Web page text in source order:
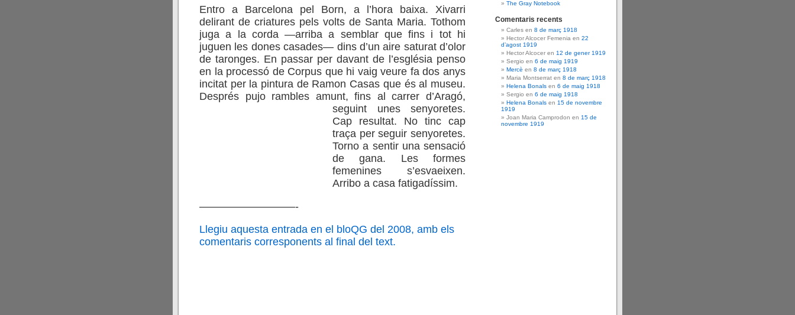
Entro a Barcelona pel Born, a l’hora baixa. Xivarri
delirant de criatures pels volts de Santa Maria. Tothom
juga a la corda —arriba a semblar que fins i tot hi
juguen les dones casades— dins d’un aire saturat d’olor
de taronges. En passar per davant de l’església penso
en la processó de Corpus que hi vaig veure fa dos anys
incitat per la pintura de Ramon Casas que és al museu.
Després pujo rambles amunt, fins al carrer d’Aragó,
seguint unessenyoretes.
Cap resultat. No tinc cap
traça per seguir senyoretes.
Torno a sentir una sensació
de gana. Les formes
femenines s’esvaeixen.
Arribo a casa fatigadíssim.
—————————-
Llegiu aquesta entrada en el bloQG del 2008, amb els
comentaris corresponents al final del text.
The Gray Notebook
Comentaris recents
Carles en 8 de març 1918
Hector Alcocer Femenia en 22
d’agost 1919
Hector Alcocer en 12 de gener 1919
Sergio en 6 de maig 1919
Mercè en 8 de març 1918
Maria Montserrat en 8 de març 1918
Helena Bonals en 6 de maig 1918
Sergio en 6 de maig 1918
Helena Bonals en 15 de novembre
1919
Joan Maria Camprodon en 15 de
novembre 1919